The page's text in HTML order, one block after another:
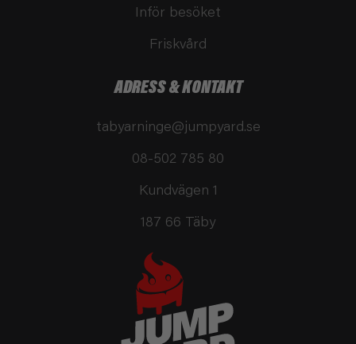
Inför besöket
Friskvård
ADRESS & KONTAKT
tabyarninge@jumpyard.se
08-502 785 80
Kundvägen 1
187 66 Täby